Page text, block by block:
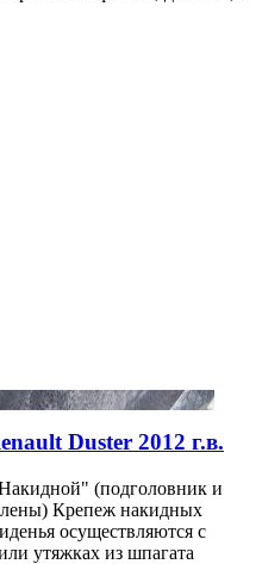
Duster 2012 г.в.
(подголовник и
Крепеж накидных
осуществляются с
утяжках из шпагата